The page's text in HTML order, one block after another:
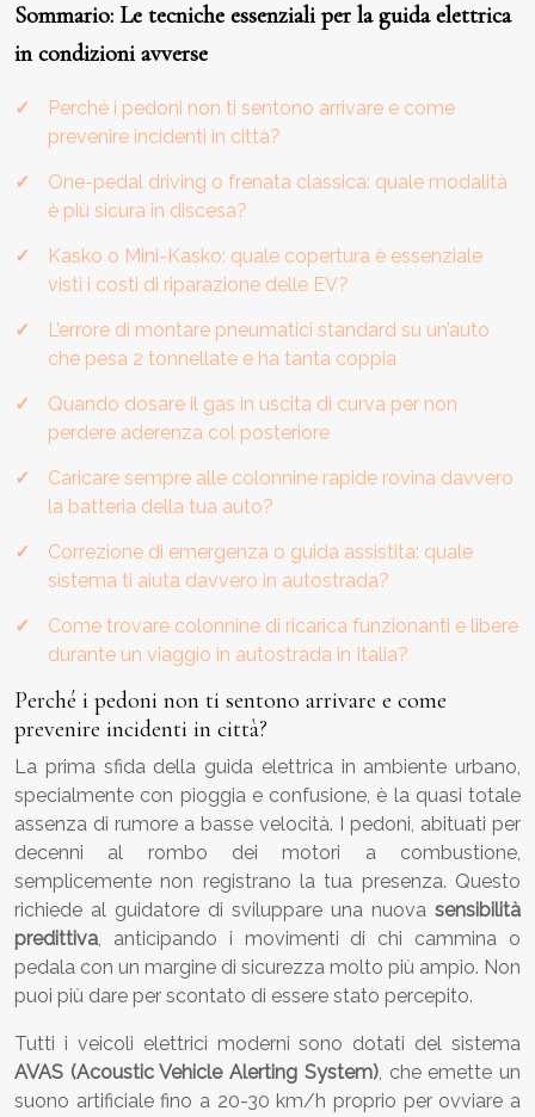
Sommario: Le tecniche essenziali per la guida elettrica
in condizioni avverse
Perché i pedoni non ti sentono arrivare e come
prevenire incidenti in città?
One-pedal driving o frenata classica: quale modalità
è più sicura in discesa?
Kasko o Mini-Kasko: quale copertura è essenziale
visti i costi di riparazione delle EV?
L’errore di montare pneumatici standard su un’auto
che pesa 2 tonnellate e ha tanta coppia
Quando dosare il gas in uscita di curva per non
perdere aderenza col posteriore
Caricare sempre alle colonnine rapide rovina davvero
la batteria della tua auto?
Correzione di emergenza o guida assistita: quale
sistema ti aiuta davvero in autostrada?
Come trovare colonnine di ricarica funzionanti e libere
durante un viaggio in autostrada in Italia?
Perché i pedoni non ti sentono arrivare e come
prevenire incidenti in città?
La prima sfida della guida elettrica in ambiente urbano,
specialmente con pioggia e confusione, è la quasi totale
assenza di rumore a basse velocità. I pedoni, abituati per
decenni al rombo dei motori a combustione,
semplicemente non registrano la tua presenza. Questo
richiede al guidatore di sviluppare una nuova sensibilità
predittiva, anticipando i movimenti di chi cammina o
pedala con un margine di sicurezza molto più ampio. Non
puoi più dare per scontato di essere stato percepito.
Tutti i veicoli elettrici moderni sono dotati del sistema
AVAS (Acoustic Vehicle Alerting System), che emette un
suono artificiale fino a 20-30 km/h proprio per ovviare a